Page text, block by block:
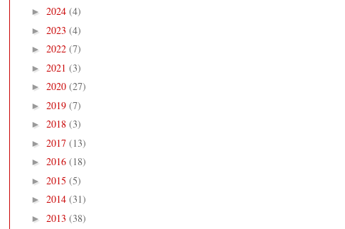
► 2024 (4)
► 2023 (4)
► 2022 (7)
► 2021 (3)
► 2020 (27)
► 2019 (7)
► 2018 (3)
► 2017 (13)
► 2016 (18)
► 2015 (5)
► 2014 (31)
► 2013 (38)